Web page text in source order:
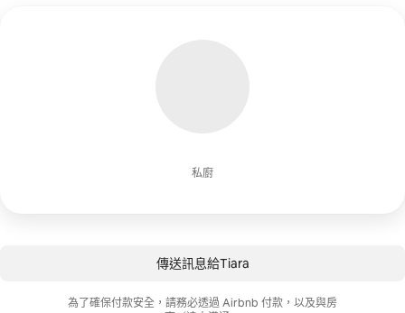
私廚
傳送訊息給Tiara
為了確保付款安全，請務必透過 Airbnb 付款，以及與房